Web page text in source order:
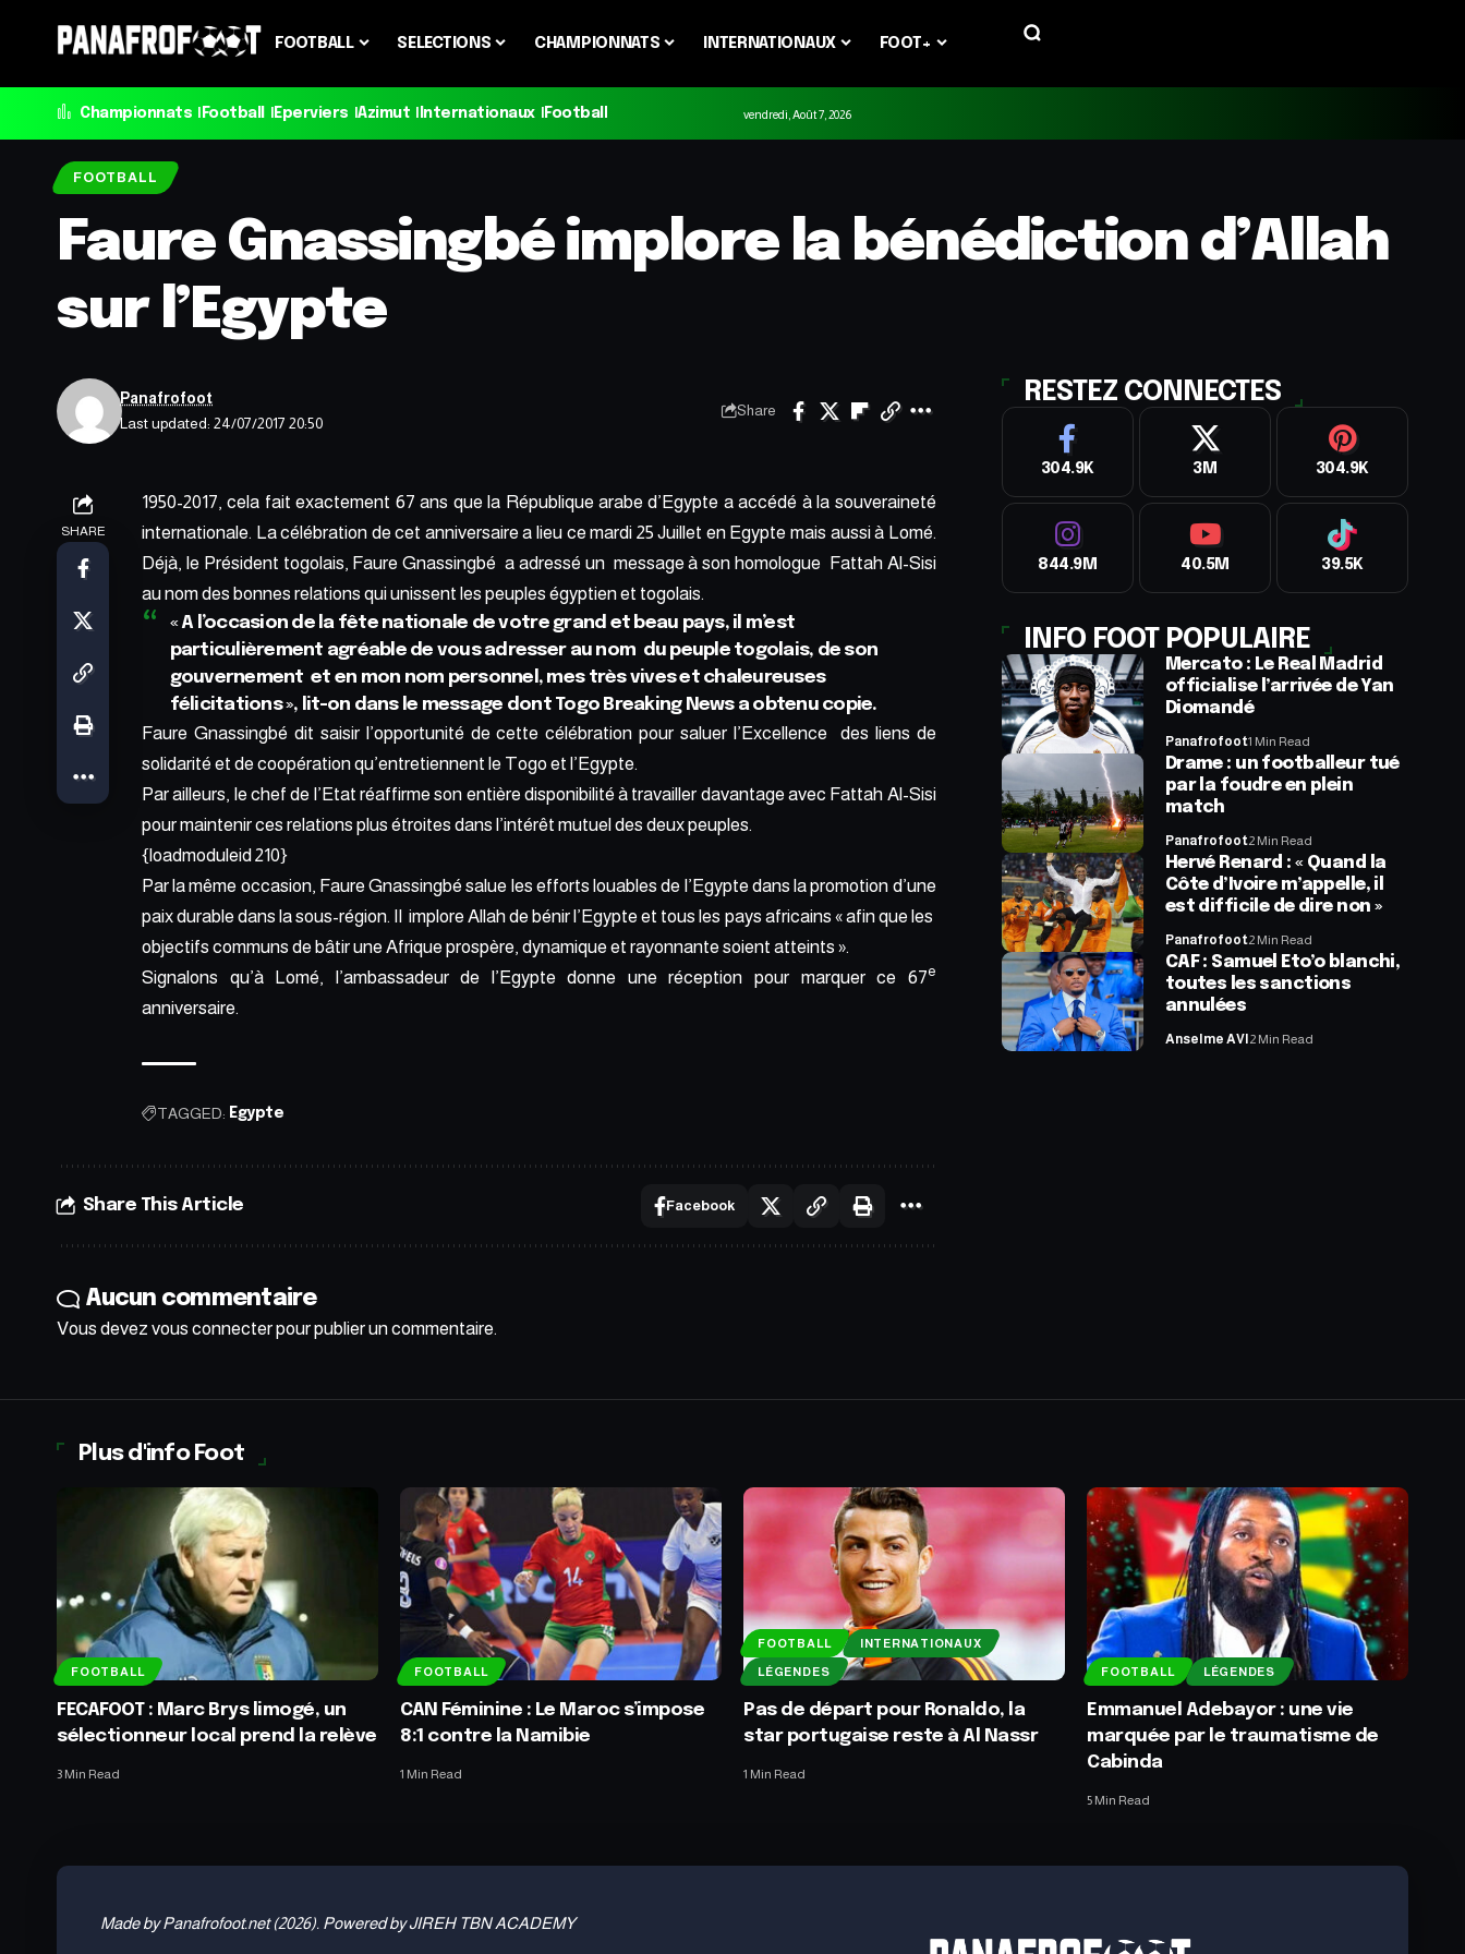
FOOTBALL SELECTIONS CHAMPIONNATS INTERNATIONAUX FOOT+
Championnats Football Eperviers Azimut Internationaux Football vendredi, Août 7, 2026
FOOTBALL
Faure Gnassingbé implore la bénédiction d’Allah
sur l’Egypte
Last updated: 24/07/2017 20:50
Panafrofoot
Share
SHARE
1950-2017, cela fait exactement 67 ans que la République arabe d’Egypte a accédé à la souveraineté
internationale. La célébration de cet anniversaire a lieu ce mardi 25 Juillet en Egypte mais aussi à Lomé.
Déjà, le Président togolais, Faure Gnassingbé a adressé un message à son homologue Fattah Al-Sisi
au nom des bonnes relations qui unissent les peuples égyptien et togolais.
« A l’occasion de la fête nationale de votre grand et beau pays, il m’est
particulièrement agréable de vous adresser au nom du peuple togolais, de son
gouvernement et en mon nom personnel, mes très vives et chaleureuses
félicitations », lit-on dans le message dont Togo Breaking News a obtenu copie.
Faure Gnassingbé dit saisir l’opportunité de cette célébration pour saluer l’Excellence des liens de
solidarité et de coopération qu’entretiennent le Togo et l’Egypte.
Par ailleurs, le chef de l’Etat réaffirme son entière disponibilité à travailler davantage avec Fattah Al-Sisi
pour maintenir ces relations plus étroites dans l’intérêt mutuel des deux peuples.
{loadmoduleid 210}
Par la même occasion, Faure Gnassingbé salue les efforts louables de l’Egypte dans la promotion d’une
paix durable dans la sous-région. Il implore Allah de bénir l’Egypte et tous les pays africains « afin que les
objectifs communs de bâtir une Afrique prospère, dynamique et rayonnante soient atteints ».
Signalons qu’à Lomé, l’ambassadeur de l’Egypte donne une réception pour marquer ce 67e
anniversaire.
TAGGED: Egypte
Share This Article Facebook
Aucun commentaire
Vous devez vous connecterpour publier un commentaire.
RESTEZ CONNECTES
304.9K 3M 304.9K
844.9M 40.5M 39.5K
INFO FOOT POPULAIRE
Mercato : Le Real Madrid
officialise l’arrivée de Yan
Diomandé
Panafrofoot1 Min Read
Drame : un footballeur tué
par la foudre en plein
match
Panafrofoot2 Min Read
Hervé Renard : « Quand la
Côte d’Ivoire m’appelle, il
est difficile de dire non »
Panafrofoot2 Min Read
CAF : Samuel Eto’o blanchi,
toutes les sanctions
annulées
Anselme AVI 2 Min Read
Plus d'info Foot
FOOTBALL
FECAFOOT : Marc Brys limogé, un
sélectionneur local prend la relève
3 Min Read
FOOTBALL
CAN Féminine : Le Maroc s’impose
8:1 contre la Namibie
1 Min Read
FOOTBALL INTERNATIONAUX
LÉGENDES
Pas de départ pour Ronaldo, la
star portugaise reste à Al Nassr
1 Min Read
FOOTBALL LÉGENDES
Emmanuel Adebayor : une vie
marquée par le traumatisme de
Cabinda
5 Min Read
Made by Panafrofoot.net (2026). Powered by JIREH TBN ACADEMY